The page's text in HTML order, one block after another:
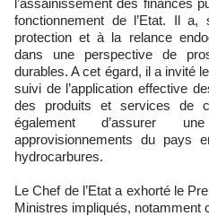
l’assainissement des finances
fonctionnement de l’Etat. Il
protection et à la relance
dans une perspective de
durables. A cet égard, il a invité
suivi de l’application effective
des produits et services de
également d’assurer
approvisionnements du pays
hydrocarbures.
Le Chef de l’Etat a exhorté le
Ministres impliqués, notamment